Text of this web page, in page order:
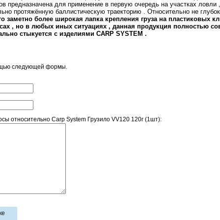
для применение в первую очередь на участках ловли
протяжённую баллистическую траекторию . Относительно не
заметно более широкая лапка крепления груза на пластиковых
, но в любых иных ситуациях , данная продукция полностью
стыкуется с изделиями CARP SYSTEM .
следующей формы.
относительно Carp System Грузило VV120 120г (1шт):